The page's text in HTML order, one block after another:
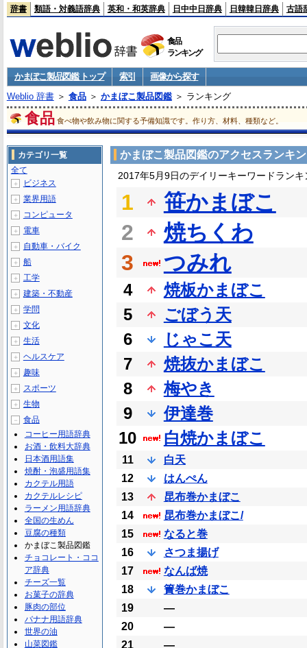
辞書 類語・対義語辞典 英和・和英辞典 日中中日辞典 日韓韓日辞典 古語
食品
ランキング
かまぼこ製品図鑑 トップ 索引
画像から探す
Weblio 辞書＞ 食品＞ かまぼこ製品図鑑＞ ランキング
食品 食べ物や飲み物に関する予備知識です。作り方、材料、種類など。
かまぼこ製品図鑑のアクセスランキ
2017年5月9日のデイリーキーワードランキ
1
笹かまぼこ
2
焼ちくわ
3
つみれ
4
焼板かまぼこ
5
ごぼう天
6
じゃこ天
7
焼抜かまぼこ
8
梅やき
9
伊達巻
10
白焼かまぼこ
11
白天
12
はんぺん
13
昆布巻かまぼこ
14
昆布巻かまぼこ/
15
なると巻
16
さつま揚げ
17
なんば焼
18
簀巻かまぼこ
19
―
20
―
21
―
カテゴリ一覧
全て
＋ ビジネス
＋ 業界用語
＋ コンピュータ
＋ 電車
＋ 自動車・バイク
＋ 船
＋ 工学
＋ 建築・不動産
＋ 学問
＋ 文化
＋ 生活
＋ ヘルスケア
＋ 趣味
＋ スポーツ
＋ 生物
－
食品
コーヒー用語辞典
お酒・飲料大辞典
日本酒用語集
焼酎・泡盛用語集
カクテル用語
カクテルレシピ
ラーメン用語辞典
全国の生めん
豆腐の種類
かまぼこ製品図鑑
チョコレート・ココ
ア辞典
チーズ一覧
お菓子の辞典
豚肉の部位
バナナ用語辞典
世界の油
山菜図鑑